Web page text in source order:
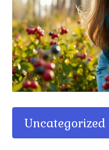
Uncategorized